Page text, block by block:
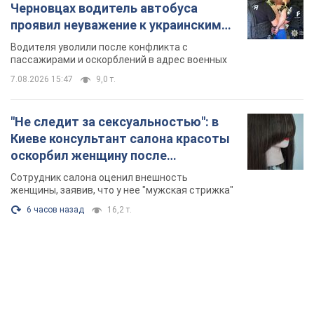
Черновцах водитель автобуса
проявил неуважение к украинским
военным и поплатился за это.
Видео
Водителя уволили после конфликта с
пассажирами и оскорблений в адрес военных
7.08.2026 15:47 9,0 т.
"Не следит за сексуальностью": в
Киеве консультант салона красоты
оскорбил женщину после
химиотерапии, разгорелся скандал.
Фото
Сотрудник салона оценил внешность
женщины, заявив, что у нее "мужская стрижка"
6 часов назад 16,2 т.